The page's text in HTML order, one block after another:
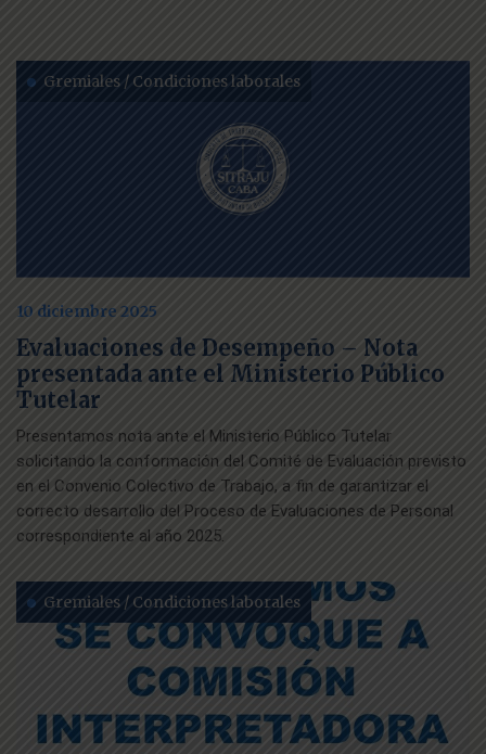
Gremiales / Condiciones laborales
10 diciembre 2025
Evaluaciones de Desempeño – Nota
presentada ante el Ministerio Público
Tutelar
Presentamos nota ante el Ministerio Público Tutelar
solicitando la conformación del Comité de Evaluación previsto
en el Convenio Colectivo de Trabajo, a fin de garantizar el
correcto desarrollo del Proceso de Evaluaciones de Personal
correspondiente al año 2025.
Gremiales / Condiciones laborales